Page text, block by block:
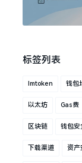
标签列表
Imtoken 钱包
以太坊 Gas费
区块链 钱包安
下载渠道 资产